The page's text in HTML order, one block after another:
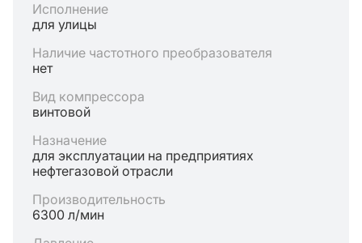
Исполнение
для улицы
Наличие частотного преобразователя
нет
Вид компрессора
винтовой
Назначение
для эксплуатации на предприятиях
нефтегазовой отрасли
Производительность
6300 л/мин